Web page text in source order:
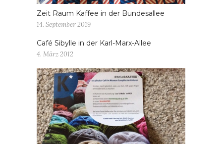
Zeit Raum Kaffee in der Bundesallee
14. September 2019
Café Sibylle in der Karl-Marx-Allee
4. März 2012